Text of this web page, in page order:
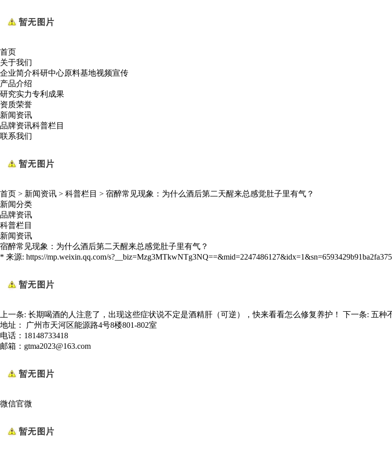
首页
关于我们
企业简介科研中心原料基地视频宣传
产品介绍
研究实力专利成果
资质荣誉
新闻资讯
品牌资讯科普栏目
联系我们
首页 > 新闻资讯 > 科普栏目 > 宿醉常见现象：为什么酒后第二天醒来总感觉肚子里有气？
新闻分类
品牌资讯
科普栏目
新闻资讯
宿醉常见现象：为什么酒后第二天醒来总感觉肚子里有气？
* 来源: https://mp.weixin.qq.com/
上一条: 长期喝酒的人注意了，出现这些症状说不定是酒精肝（可逆），快来看看怎么修复养护！ 下一条: 五种
地址： 广州市天河区能源路4号8楼801-802室
电话：18148733418
邮箱：gtma2023@163.com
微信官微